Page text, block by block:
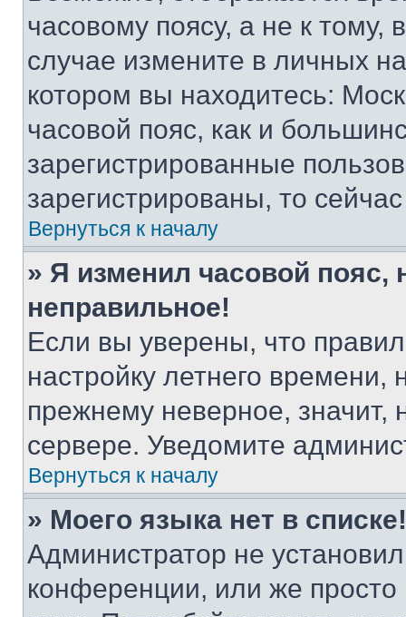
часовому поясу, а не к тому,
случае измените в личных
котором вы находитесь:
часовой пояс, как и
зарегистрированные
зарегистрированы, то
Вернуться к началу
» Я изменил часовой пояс,
неправильное!
Если вы уверены, что
настройку летнего
прежнему неверное, значит,
сервере. Уведомите
Вернуться к началу
» Моего языка нет в списке!
Администратор не
конференции, или же